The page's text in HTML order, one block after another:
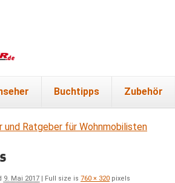
Buchtipps Zubehör
und Ratgeber für Wohnmobilisten
9. Mai 2017 | Full size is 760 × 320 pixels